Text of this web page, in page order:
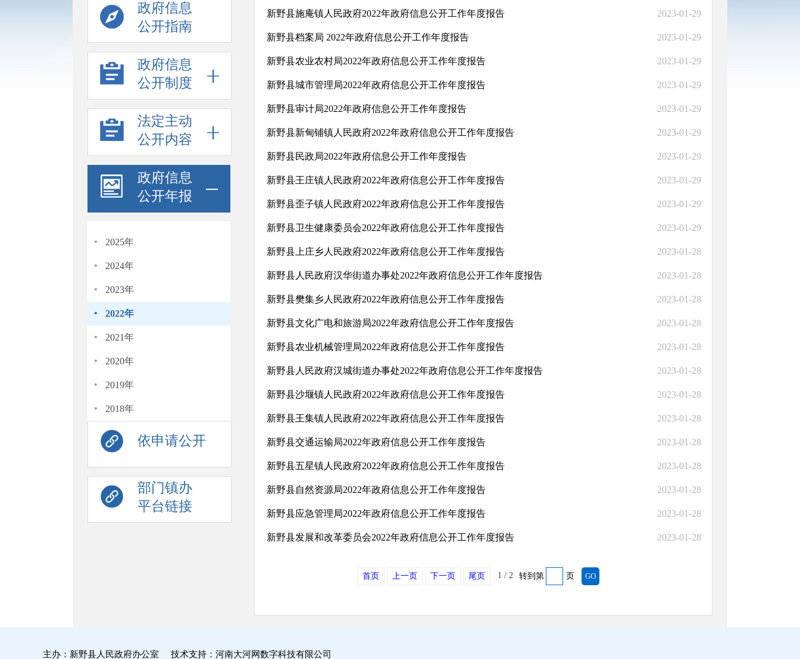
政府信息
公开指南
政府信息
公开制度
法定主动
公开内容
政府信息
公开年报
· 2025年
· 2024年
· 2023年
· 2022年
· 2021年
· 2020年
· 2019年
· 2018年
依申请公开
部门镇办
平台链接
新野县施庵镇人民政府2022年政府信息公开工作年度报告 2023-01-29
新野县档案局 2022年政府信息公开工作年度报告 2023-01-29
新野县农业农村局2022年政府信息公开工作年度报告 2023-01-29
新野县城市管理局2022年政府信息公开工作年度报告 2023-01-29
新野县审计局2022年政府信息公开工作年度报告 2023-01-29
新野县新甸铺镇人民政府2022年政府信息公开工作年度报告 2023-01-29
新野县民政局2022年政府信息公开工作年度报告 2023-01-29
新野县王庄镇人民政府2022年政府信息公开工作年度报告 2023-01-29
新野县歪子镇人民政府2022年政府信息公开工作年度报告 2023-01-29
新野县卫生健康委员会2022年政府信息公开工作年度报告 2023-01-29
新野县上庄乡人民政府2022年政府信息公开工作年度报告 2023-01-28
新野县人民政府汉华街道办事处2022年政府信息公开工作年度报告 2023-01-28
新野县樊集乡人民政府2022年政府信息公开工作年度报告 2023-01-28
新野县文化广电和旅游局2022年政府信息公开工作年度报告 2023-01-28
新野县农业机械管理局2022年政府信息公开工作年度报告 2023-01-28
新野县人民政府汉城街道办事处2022年政府信息公开工作年度报告 2023-01-28
新野县沙堰镇人民政府2022年政府信息公开工作年度报告 2023-01-28
新野县王集镇人民政府2022年政府信息公开工作年度报告 2023-01-28
新野县交通运输局2022年政府信息公开工作年度报告 2023-01-28
新野县五星镇人民政府2022年政府信息公开工作年度报告 2023-01-28
新野县自然资源局2022年政府信息公开工作年度报告 2023-01-28
新野县应急管理局2022年政府信息公开工作年度报告 2023-01-28
新野县发展和改革委员会2022年政府信息公开工作年度报告 2023-01-28
首页 上一页 下一页 尾页 1 / 2 转到第 页
主办：新野县人民政府办公室 技术支持：河南大河网数字科技有限公司